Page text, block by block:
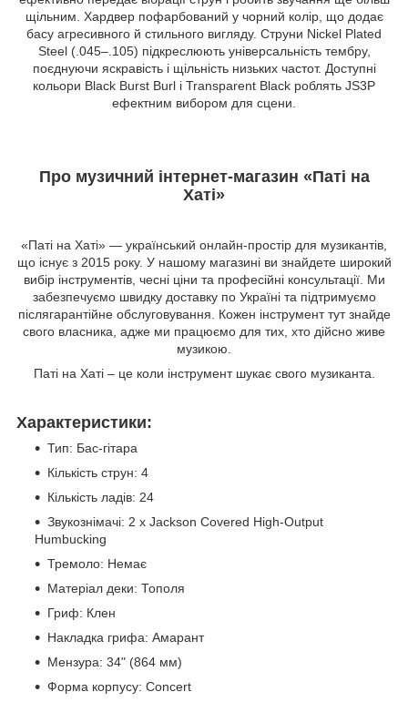
щільним. Хардвер пофарбований у чорний колір, що додає
басу агресивного й стильного вигляду. Струни Nickel Plated
Steel (.045–.105) підкреслюють універсальність тембру,
поєднуючи яскравість і щільність низьких частот. Доступні
кольори Black Burst Burl і Transparent Black роблять JS3P
ефектним вибором для сцени.
Про музичний інтернет-магазин «Паті на
Хаті»
«Паті на Хаті» — український онлайн-простір для музикантів,
що існує з 2015 року. У нашому магазині ви знайдете широкий
вибір інструментів, чесні ціни та професійні консультації. Ми
забезпечуємо швидку доставку по Україні та підтримуємо
післягарантійне обслуговування. Кожен інструмент тут знайде
свого власника, адже ми працюємо для тих, хто дійсно живе
музикою.
Паті на Хаті – це коли інструмент шукає свого музиканта.
Характеристики:
Тип: Бас-гітара
Кількість струн: 4
Кількість ладів: 24
Звукознімачі: 2 x Jackson Covered High-Output
Humbucking
Тремоло: Немає
Матеріал деки: Тополя
Гриф: Клен
Накладка грифа: Амарант
Мензура: 34" (864 мм)
Форма корпусу: Concert